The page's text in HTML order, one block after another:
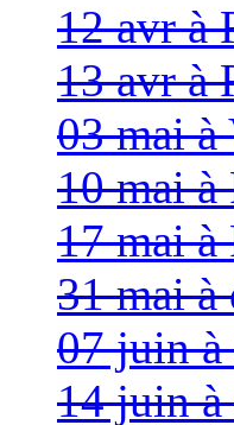
12 avr à
13 avr à
03 mai à
10 mai à
17 mai à
31 mai
07 juin
14 juin